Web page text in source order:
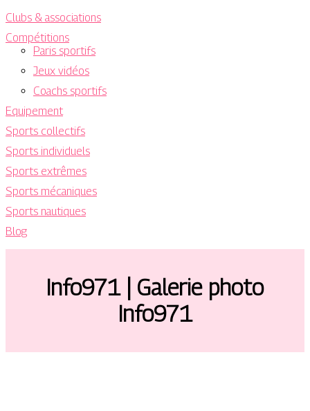
Clubs & associations
Compétitions
Paris sportifs
Jeux vidéos
Coachs sportifs
Equipement
Sports collectifs
Sports individuels
Sports extrêmes
Sports mécaniques
Sports nautiques
Blog
Info971 | Galerie photo
Info971